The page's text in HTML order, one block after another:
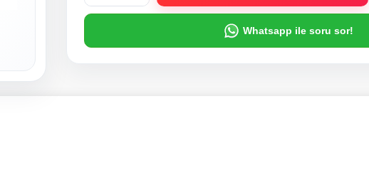
Whatsapp ile soru sor!